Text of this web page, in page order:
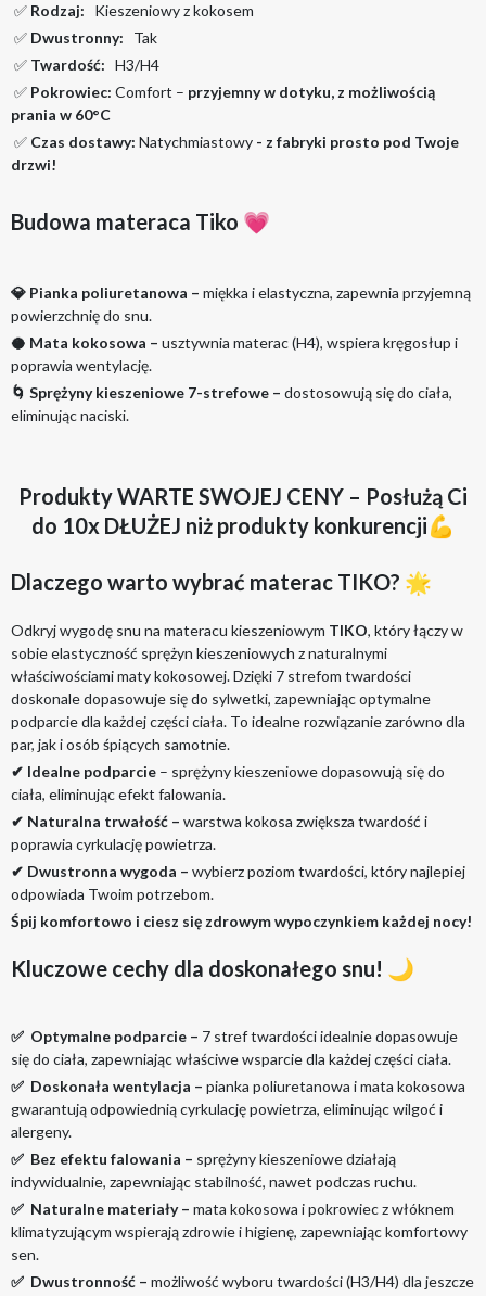
✅ Rodzaj: Kieszeniowy z kokosem
✅ Dwustronny: Tak
✅ Twardość: H3/H4
✅ Pokrowiec: Comfort – przyjemny w dotyku, z możliwością
prania w 60°C
✅ Czas dostawy: Natychmiastowy - z fabryki prosto pod Twoje
drzwi!
Budowa materaca Tiko 💗
💎 Pianka poliuretanowa – miękka i elastyczna, zapewnia przyjemną
powierzchnię do snu.
🥥 Mata kokosowa – usztywnia materac (H4), wspiera kręgosłup i
poprawia wentylację.
🌀 Sprężyny kieszeniowe 7-strefowe – dostosowują się do ciała,
eliminując naciski.
Produkty WARTE SWOJEJ CENY – Posłużą Ci
do 10x DŁUŻEJ niż produkty konkurencji💪
Dlaczego warto wybrać materac TIKO? 🌟
Odkryj wygodę snu na materacu kieszeniowym TIKO, który łączy w
sobie elastyczność sprężyn kieszeniowych z naturalnymi
właściwościami maty kokosowej. Dzięki 7 strefom twardości
doskonale dopasowuje się do sylwetki, zapewniając optymalne
podparcie dla każdej części ciała. To idealne rozwiązanie zarówno dla
par, jak i osób śpiących samotnie.
✔ Idealne podparcie – sprężyny kieszeniowe dopasowują się do
ciała, eliminując efekt falowania.
✔ Naturalna trwałość – warstwa kokosa zwiększa twardość i
poprawia cyrkulację powietrza.
✔ Dwustronna wygoda – wybierz poziom twardości, który najlepiej
odpowiada Twoim potrzebom.
Śpij komfortowo i ciesz się zdrowym wypoczynkiem każdej nocy!
Kluczowe cechy dla doskonałego snu! 🌙
✅ Optymalne podparcie – 7 stref twardości idealnie dopasowuje
się do ciała, zapewniając właściwe wsparcie dla każdej części ciała.
✅ Doskonała wentylacja – pianka poliuretanowa i mata kokosowa
gwarantują odpowiednią cyrkulację powietrza, eliminując wilgoć i
alergeny.
✅ Bez efektu falowania – sprężyny kieszeniowe działają
indywidualnie, zapewniając stabilność, nawet podczas ruchu.
✅ Naturalne materiały – mata kokosowa i pokrowiec z włóknem
klimatyzującym wspierają zdrowie i higienę, zapewniając komfortowy
sen.
✅ Dwustronność – możliwość wyboru twardości (H3/H4) dla jeszcze